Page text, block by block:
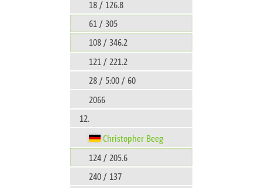
18 / 126.8
61 / 305
108 / 346.2
121 / 221.2
28 / 5:00 / 60
2066
12.
Christopher Beeg
124 / 205.6
240 / 137